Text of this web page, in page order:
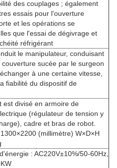
des couplages ; également
essais pour l'ouverture
et les opérations se
que l'essai de dégivrage et
réfrigérant
le manipulateur, conduisant
couverture sucée par le surgeon
à une certaine vitesse,
fiabilité du dispositif de
est divisé en armoire de
(régulateur de tension y
cadre et bras de robot.
(millimètre) W×D×H
: AC220V±10%/50-60Hz,